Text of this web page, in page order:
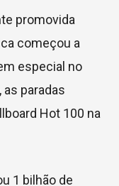
promovida
começou a
especial no
paradas
Hot 100 na
1 bilhão de